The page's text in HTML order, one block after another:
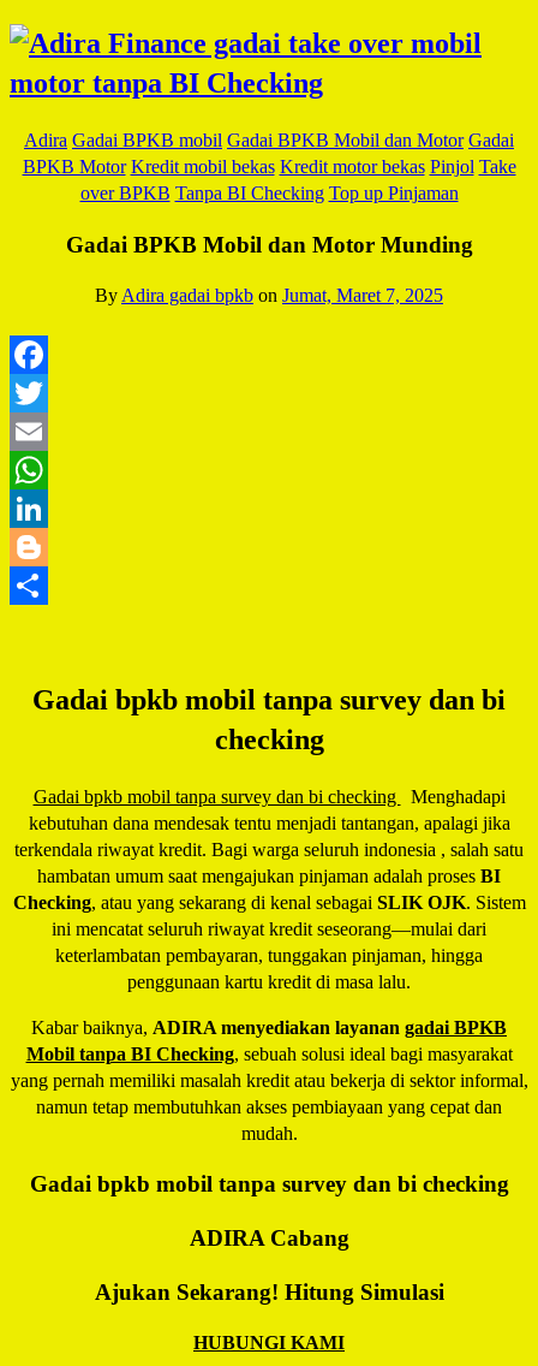
Adira Gadai BPKB mobil Gadai BPKB Mobil dan Motor Gadai
BPKB Motor Kredit mobil bekas Kredit motor bekas Pinjol Take
over BPKB Tanpa BI Checking Top up Pinjaman
Gadai BPKB Mobil dan Motor Munding
By Adira gadai bpkb on Jumat, Maret 7, 2025
Gadai bpkb mobil tanpa survey dan bi
checking
Gadai bpkb mobil tanpa survey dan bi checking
Menghadapi
kebutuhan dana mendesak tentu menjadi tantangan, apalagi jika
terkendala riwayat kredit. Bagi warga seluruh indonesia , salah satu
hambatan umum saat mengajukan pinjaman adalah proses BI
Checking, atau yang sekarang di kenal sebagai SLIK OJK. Sistem
ini mencatat seluruh riwayat kredit seseorang—mulai dari
keterlambatan pembayaran, tunggakan pinjaman, hingga
penggunaan kartu kredit di masa lalu.
Kabar baiknya, ADIRA menyediakan layanan gadai BPKB
Mobil tanpa BI Checking, sebuah solusi ideal bagi masyarakat
yang pernah memiliki masalah kredit atau bekerja di sektor informal,
namun tetap membutuhkan akses pembiayaan yang cepat dan
mudah.
Gadai bpkb mobil tanpa survey dan bi checking
ADIRA Cabang
Ajukan Sekarang! Hitung Simulasi
HUBUNGI KAMI